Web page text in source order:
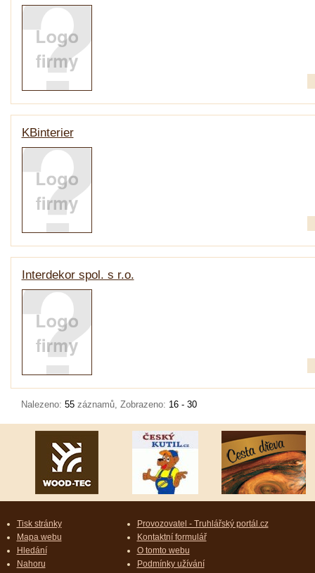
KBinterier
Interdekor spol. s r.o.
Nalezeno: 55 záznamů, Zobrazeno: 16 - 30
Tisk stránky
Mapa webu
Hledání
Nahoru
Provozovatel - Truhlářský portál.cz
Kontaktní formulář
O tomto webu
Podmínky užívání